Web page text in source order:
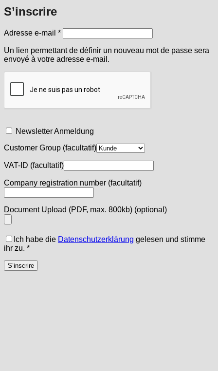
S’inscrire
Adresse e-mail *Obligatoire
Un lien permettant de définir un nouveau mot de passe sera
envoyé à votre adresse e-mail.
Newsletter Anmeldung
Customer Group (facultatif)
VAT-ID (facultatif)
Company registration number (facultatif)
Document Upload (PDF, max. 800kb) (optional)
Ich habe die Datenschutzerklärung gelesen und stimme
ihr zu. *
S’inscrire